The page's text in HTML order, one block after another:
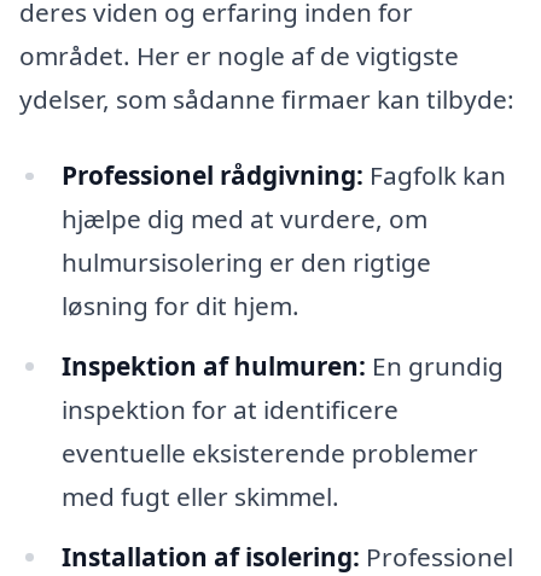
deres viden og erfaring inden for
området. Her er nogle af de vigtigste
ydelser, som sådanne firmaer kan tilbyde:
Professionel rådgivning: Fagfolk kan
hjælpe dig med at vurdere, om
hulmursisolering er den rigtige
løsning for dit hjem.
Inspektion af hulmuren: En grundig
inspektion for at identificere
eventuelle eksisterende problemer
med fugt eller skimmel.
Installation af isolering: Professionel